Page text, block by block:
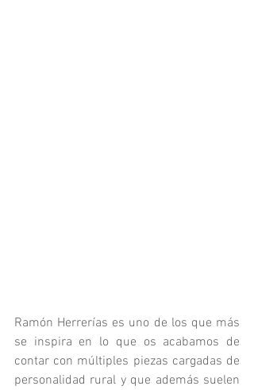
Ramón Herrerías es uno de los que más
se inspira en lo que os acabamos de
contar con múltiples piezas cargadas de
personalidad rural y que además suelen